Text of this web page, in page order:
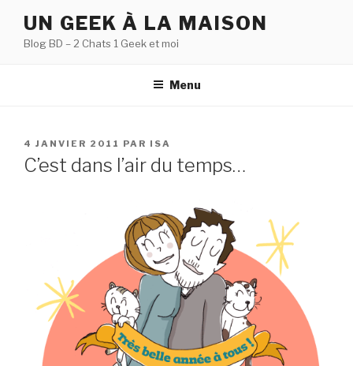
contenu
UN GEEK À LA MAISON
Blog BD – 2 Chats 1 Geek et moi
Menu
PUBLIÉ
LE
4 JANVIER 2011 PAR ISA
C’est dans l’air du temps…